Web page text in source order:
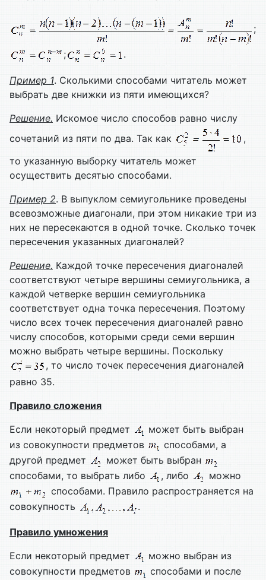
;
; .
Пример 1. Сколькими способами читатель может
выбрать две книжки из пяти имеющихся?
Решение. Искомое число способов равно числу
сочетаний из пяти по два. Так как
,
то указанную выборку читатель может
осуществить десятью способами.
Пример 2. В выпуклом семиугольнике проведены
всевозможные диагонали, при этом никакие три из
них не пересекаются в одной точке. Сколько точек
пересечения указанных диагоналей?
Решение. Каждой точке пересечения диагоналей
соответствуют четыре вершины семиугольника, а
каждой четверке вершин семиугольника
соответствует одна точка пересечения. Поэтому
число всех точек пересечения диагоналей равно
числу способов, которыми среди семи вершин
можно выбрать четыре вершины. Поскольку
, то число точек пересечения диагоналей
равно 35.
Правило сложения
Если некоторый предмет
может быть выбран
из совокупности предметов
способами, а
другой предмет
может быть выбран
способами, то выбрать либо
, либо
можно
способами. Правило распространяется на
совокупность
.
Правило умножения
Если некоторый предмет
можно выбран из
совокупности предметов
способами и после